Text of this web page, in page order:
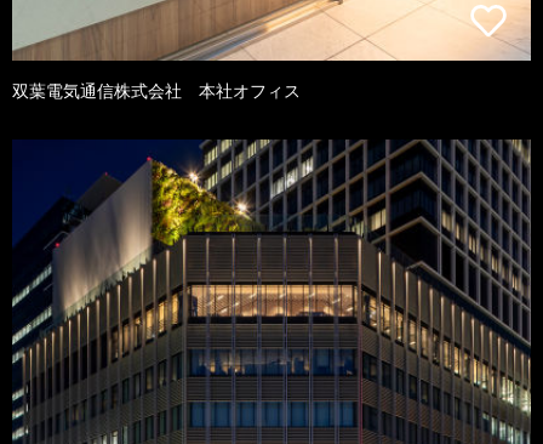
双葉電気通信株式会社 本社オフィス